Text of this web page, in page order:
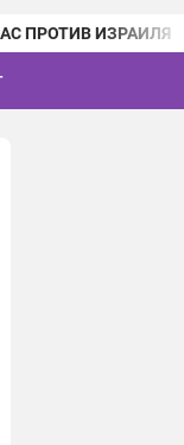
ПРОТИВ ИЗРАИЛЯ